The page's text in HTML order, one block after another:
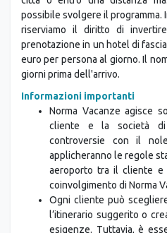
possibile svolgere il programma.
riserviamo il diritto di
prenotazione in un hotel di
euro per persona al giorno. Il
giorni prima dell'arrivo.
Norma Vacanze agisce
cliente e la società di
controversie con il
applicheranno le regole
aeroporto tra il cliente e
coinvolgimento di Norma
Ogni cliente può
l’itinerario suggerito o
esigenze. Tuttavia, è